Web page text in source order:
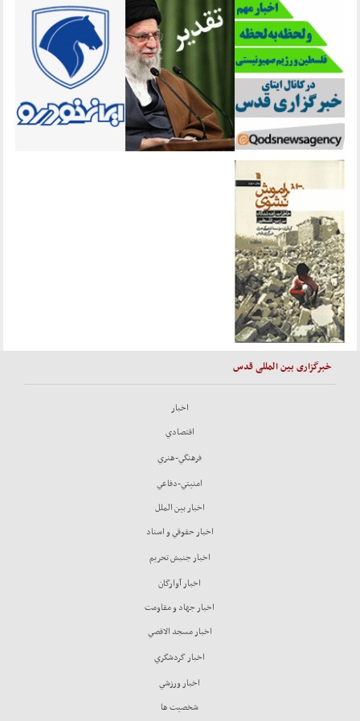
خبرگزاری بین المللی قدس
اخبار
اقتصادي
فرهنگي-هنري
امنيتي-دفاعي
اخبار بين الملل
اخبار حقوقي و اسناد
اخبار جنبش تحريم
اخبار آوارگان
اخبار جهاد و مقاومت
اخبار مسجد الاقصي
اخبار گردشگري
اخبار ورزشي
شخصيت ها